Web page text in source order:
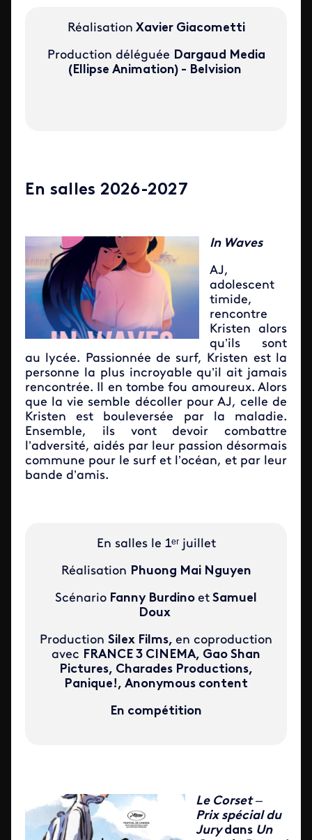
Réalisation Xavier Giacometti
Production déléguée Dargaud Media
(Ellipse Animation) - Belvision
En salles 2026-2027
In Waves
AJ,
adolescent
timide,
rencontre
Kristen alors
qu’ils sont
au lycée. Passionnée de surf, Kristen est la
personne la plus incroyable qu’il ait jamais
rencontrée. Il en tombe fou amoureux. Alors
que la vie semble décoller pour AJ, celle de
Kristen est bouleversée par la maladie.
Ensemble, ils vont devoir combattre
l’adversité, aidés par leur passion désormais
commune pour le surf et l’océan, et par leur
bande d’amis.
En salles le 1ᵉʳ juillet
Réalisation Phuong Mai Nguyen
Scénario Fanny Burdino et Samuel
Doux
Production Silex Films, en coproduction
avec FRANCE 3 CINEMA, Gao Shan
Pictures, Charades Productions,
Panique!, Anonymous content
En compétition
Le Corset–
Prix spécial du
Jurydans Un